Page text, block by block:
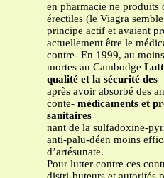
en pharmacie ne produits
érectiles (le Viagra
principe actif et avaient
actuellement être le
contre- En 1999, au
mortes au Cambodge
qualité et la sécurité des
après avoir absorbé des
conte- médicaments et
sanitaires
nant de la sulfadoxine-
anti-palu-déen moins
d’artésunate.
Pour lutter contre ces